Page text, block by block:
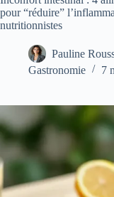
pour “réduire”
nutritionnistes
Pauline
Gastronomie
7